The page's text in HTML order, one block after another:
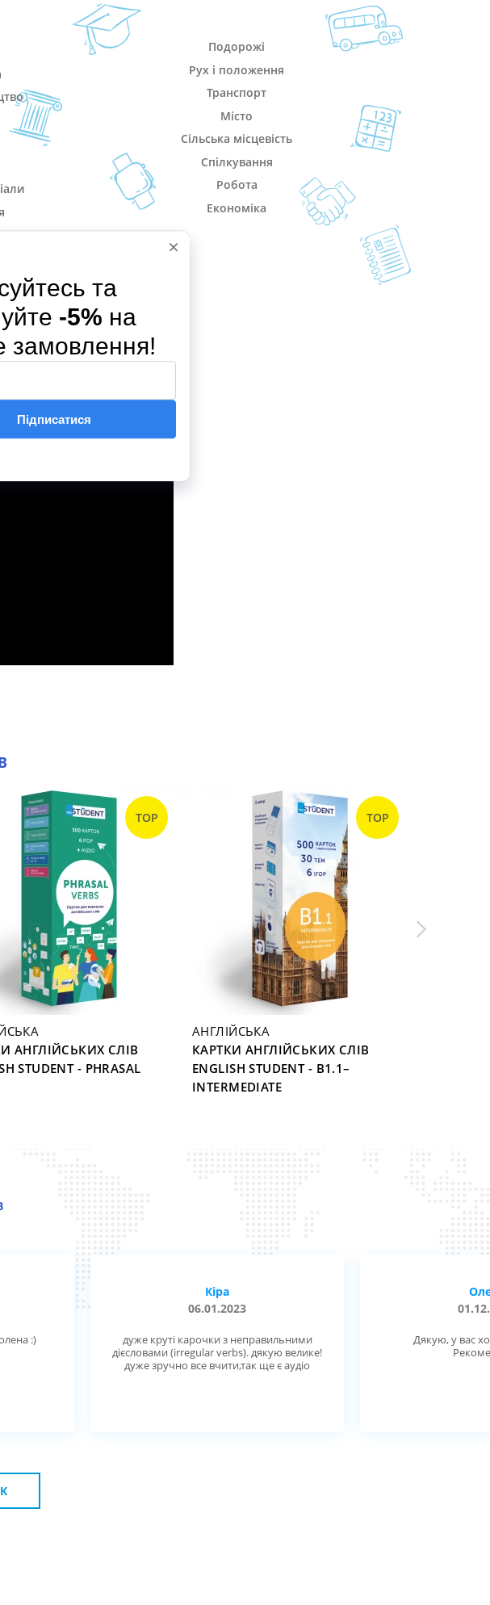
Подорожі
Рух і положення
Транспорт
Місто
Сільська місцевість
Спілкування
Робота
Економіка
TOP
АНГЛІЙСЬКИХ СЛІВ
STUDENT - PHRASAL
TOP
АНГЛІЙСЬКА
КАРТКИ АНГЛІЙСЬКИХ СЛІВ
ENGLISH STUDENT - B1.1–
INTERMEDIATE
:)
Кіра
06.01.2023
дуже круті карочки з неправильними
дієсловами (irregular verbs). дякую велике!
дуже зручно все вчити,так ще є аудіо
Дякую, у вас